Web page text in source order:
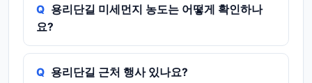
용리단길 미세먼지 농도는 어떻게 확인하나
요?
용리단길 근처 행사 있나요?